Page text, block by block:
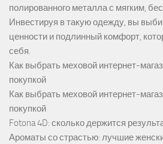
полированного металла с мягким,
Инвестируя в такую одежду, вы
ценности и подлинный комфорт,
себя.
Как выбрать меховой интернет-
покупкой
Как выбрать меховой интернет-
покупкой
Fotona 4D: сколько держится
Ароматы со страстью: лучшие